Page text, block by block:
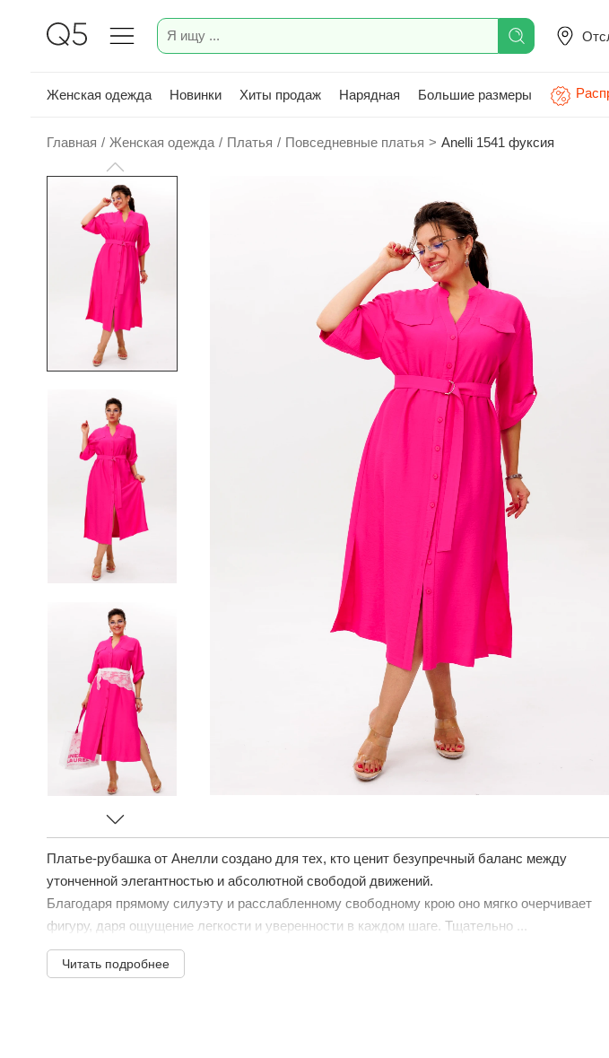
Женская одежда Новинки Хиты продаж Нарядная Большие размеры
Главная / Женская одежда / Платья / Повседневные платья > Anelli 1541 фуксия
Платье-рубашка от Анелли создано для тех, кто ценит безупречный баланс между
утонченной элегантностью и абсолютной свободой движений.
Благодаря прямому силуэту и расслабленному свободному крою оно мягко очерчивает
фигуру, даря ощущение легкости и уверенности в каждом шаге. Тщательно ...
Читать подробнее